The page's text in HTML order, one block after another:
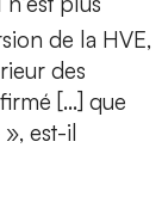
de la HVE,
des
[…] que
est-il